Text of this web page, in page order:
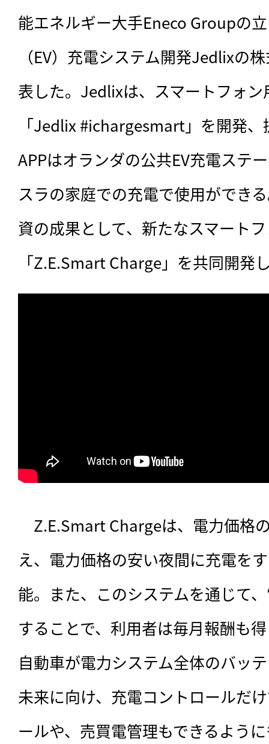
能エネルギー大手Eneco Groupの
（EV）充電システム開発Jedlixの
表した。Jedlixは、スマートフォン
「Jedlix #ichargesmart」を開発
APPはオランダの公共EV充電ステ
スラの家庭での充電で使用ができ
資の成果として、新たなスマート
「Z.E.Smart Charge」を共同開発
Z.E.Smart Chargeは、電力価格
え、電力価格の安い夜間に充電を
能。また、このシステムを通じて
することで、利用者は毎月報酬も
自動車が電力システム全体のバッ
未来に向け、充電コントロールだ
ールや、売買電管理もできるよう